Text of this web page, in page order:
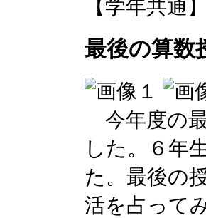
【学年共通
最後の算数
今年度の
した。６年
た。最後の
活を占って